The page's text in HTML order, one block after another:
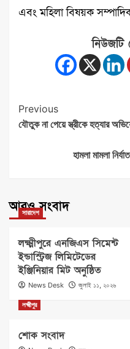
এবং মহিলা বিষয়ক
নিউজটি
Post
Navigation
Previous
যৌতুক না পেয়ে স্ত্রীকে হত্যার
হামলা মামলা
আরও সংবাদ
সারাদেশ
লক্ষ্মীপুরে এনজিএস সিমেন্ট
ইন্ডাস্ট্রিজ লিমিটেডের
ইঞ্জিনিয়ার মিট অনুষ্ঠিত
News Desk জুলাই ১১, ২০২৬
লক্ষ্মীপুর
শোক সংবাদ